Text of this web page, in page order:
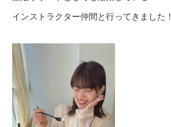
インストラクター仲間と行ってきました！